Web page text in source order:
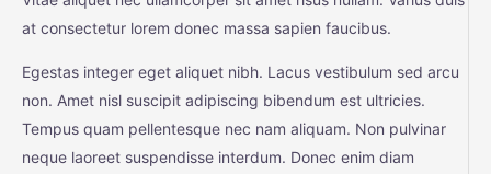
at consectetur lorem donec massa sapien faucibus.
Egestas integer eget aliquet nibh. Lacus vestibulum sed arcu
non. Amet nisl suscipit adipiscing bibendum est ultricies.
Tempus quam pellentesque nec nam aliquam. Non pulvinar
neque laoreet suspendisse interdum. Donec enim diam